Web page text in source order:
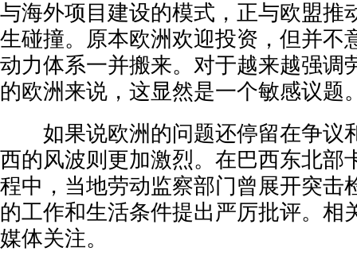
与海外项目建设的模式，正与欧盟推
生碰撞。原本欧洲欢迎投资，但并不
动力体系一并搬来。对于越来越强调
的欧洲来说，这显然是一个敏感议题
如果说欧洲的问题还停留在争议
西的风波则更加激烈。在巴西东北部
程中，当地劳动监察部门曾展开突击
的工作和生活条件提出严厉批评。相
媒体关注。